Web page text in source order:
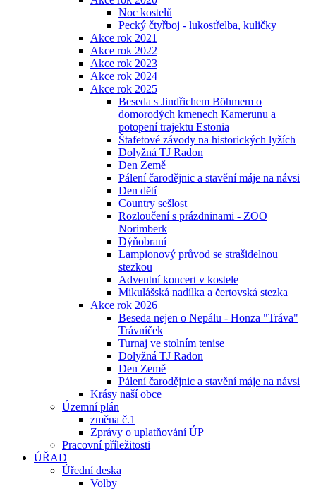
Noc kostelů
Pecký čtyřboj - lukostřelba, kuličky
Akce rok 2021
Akce rok 2022
Akce rok 2023
Akce rok 2024
Akce rok 2025
Beseda s Jindřichem Böhmem o
domorodých kmenech Kamerunu a
potopení trajektu Estonia
Štafetové závody na historických lyžích
Dolyžná TJ Radon
Den Země
Pálení čarodějnic a stavění máje na návsi
Den dětí
Country sešlost
Rozloučení s prázdninami - ZOO
Norimberk
Dýňobraní
Lampionový průvod se strašidelnou
stezkou
Adventní koncert v kostele
Mikulášská nadílka a čertovská stezka
Akce rok 2026
Beseda nejen o Nepálu - Honza "Tráva"
Trávníček
Turnaj ve stolním tenise
Dolyžná TJ Radon
Den Země
Pálení čarodějnic a stavění máje na návsi
Krásy naší obce
Územní plán
změna č.1
Zprávy o uplatňování ÚP
Pracovní příležitosti
ÚŘAD
Úřední deska
Volby